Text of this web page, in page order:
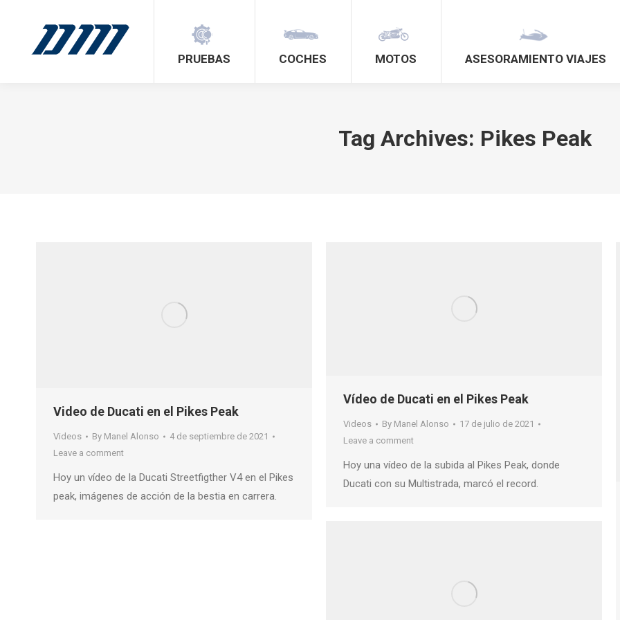
PRUEBAS COCHES MOTOS ASESORAMIENTO VIAJES
Tag Archives: Pikes Peak
Video de Ducati en el Pikes Peak
Videos By Manel Alonso
4 de septiembre de 2021
Leave a comment
Hoy un vídeo de la Ducati Streetfigther V4 en el Pikes
peak, imágenes de acción de la bestia en carrera.
Vídeo de Ducati en el Pikes Peak
Videos By Manel Alonso
17 de julio de 2021
Leave a comment
Hoy una vídeo de la subida al Pikes Peak, donde
Ducati con su Multistrada, marcó el record.